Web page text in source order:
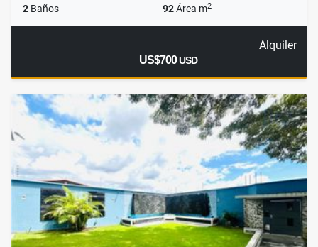
2 Baños 92Área m2
Alquiler
US$700USD